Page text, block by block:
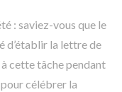
: saviez-vous que le
d’établir la lettre de
cette tâche pendant
célébrer la